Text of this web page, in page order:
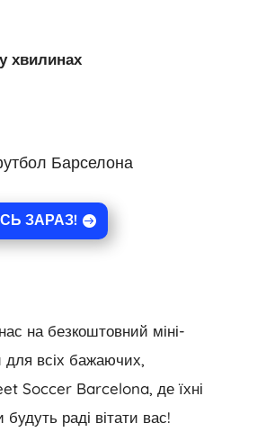
хвилинах
Барселона
ЗАРАЗ!
на безкоштовний міні-
для всіх бажаючих,
Soccer Barcelona, де їхні
будуть раді вітати вас!